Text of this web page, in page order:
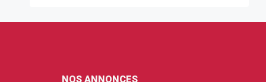
NOS ANNONCES